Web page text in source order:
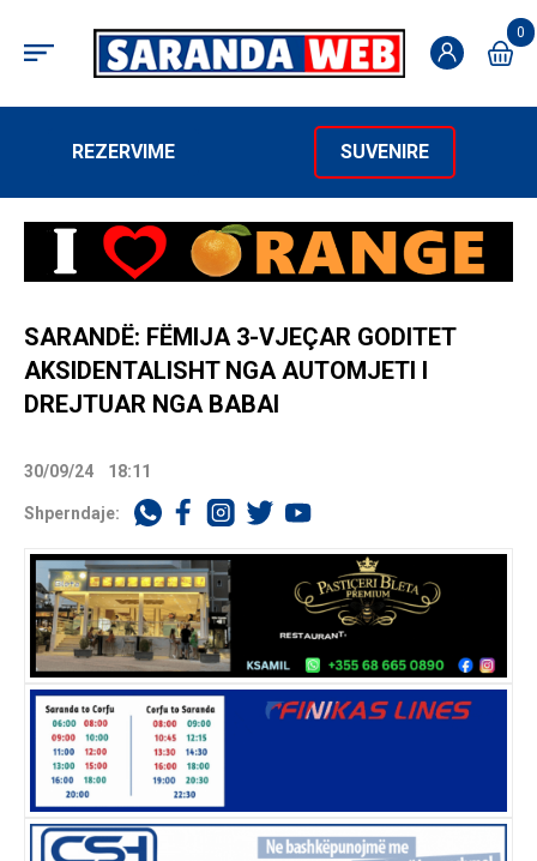
0
REZERVIME SUVENIRE
SARANDË: FËMIJA 3-VJEÇAR GODITET
AKSIDENTALISHT NGA AUTOMJETI I
DREJTUAR NGA BABAI
30/09/24 18:11
Shperndaje: